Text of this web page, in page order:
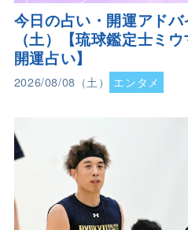
今日の占い・開運アド
（土）【琉球鑑定士ミ
開運占い】
2026/08/08（土） エンタメ